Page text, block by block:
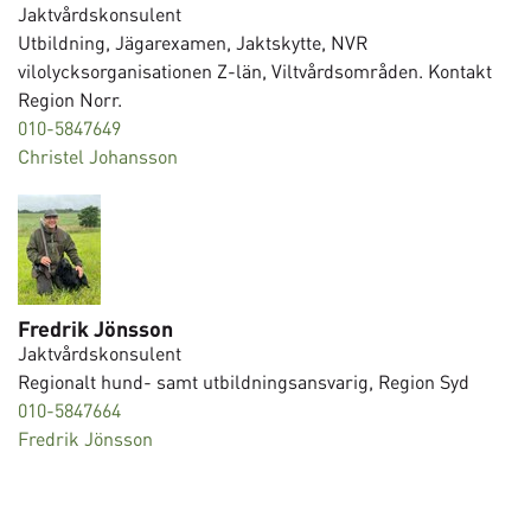
Jaktvårdskonsulent
Utbildning, Jägarexamen, Jaktskytte, NVR
vilolycksorganisationen Z-län, Viltvårdsområden. Kontakt
Region Norr.
010-5847649
Christel Johansson
Fredrik Jönsson
Jaktvårdskonsulent
Regionalt hund- samt utbildningsansvarig, Region Syd
010-5847664
Fredrik Jönsson